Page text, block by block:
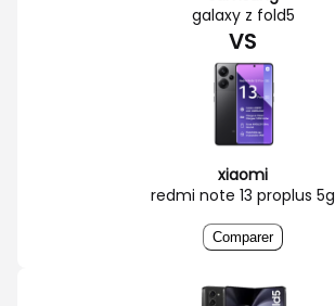
galaxy z fold5
VS
xiaomi
redmi note 13 proplus 5g
Comparer